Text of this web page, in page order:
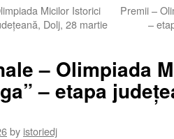
Micilor Istorici
Dolj, 28 martie
Premii –
–
– Olimpiada
– etapa
by istoriedj